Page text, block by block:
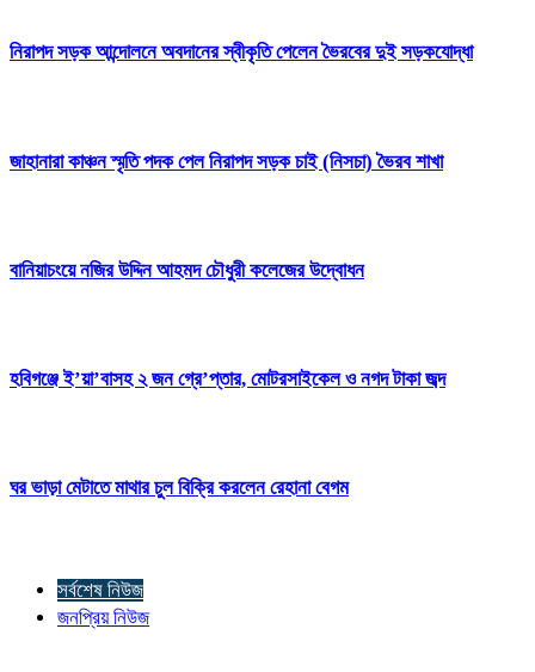
নিরাপদ সড়ক আন্দোলনে অবদানের স্বীকৃতি পেলেন ভৈরবের দুই সড়কযোদ্ধা
জাহানারা কাঞ্চন স্মৃতি পদক পেল নিরাপদ সড়ক চাই (নিসচা) ভৈরব শাখা
বানিয়াচংয়ে নজির উদ্দিন আহমদ চৌধুরী কলেজের উদ্বোধন
হবিগঞ্জে ই’য়া’বাসহ ২ জন গ্রে’প্তার, মোটরসাইকেল ও নগদ টাকা জব্দ
ঘর ভাড়া মেটাতে মাথার চুল বিক্রি করলেন রেহানা বেগম
সর্বশেষ নিউজ
জনপ্রিয় নিউজ